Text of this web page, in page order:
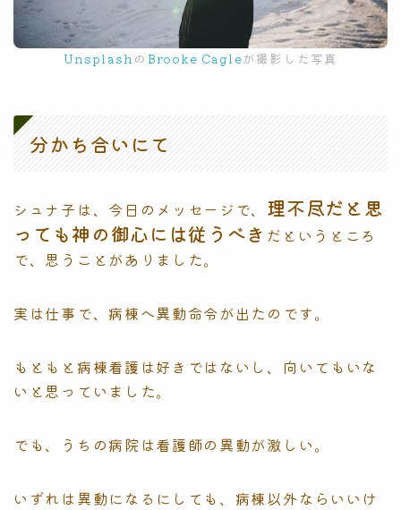
Unsplash の Brooke Cagleが撮影した写真
分かち合いにて
シュナ子は、今日のメッセージで、 理不尽だと思
っても神の御心には従うべき だというところ
で、思うことがありました。
実は仕事で、病棟へ異動命令が出たのです。
もともと病棟看護は好きではないし、向いてもいな
いと思っていました。
でも、うちの病院は看護師の異動が激しい。
いずれは異動になるにしても、病棟以外ならいいけ